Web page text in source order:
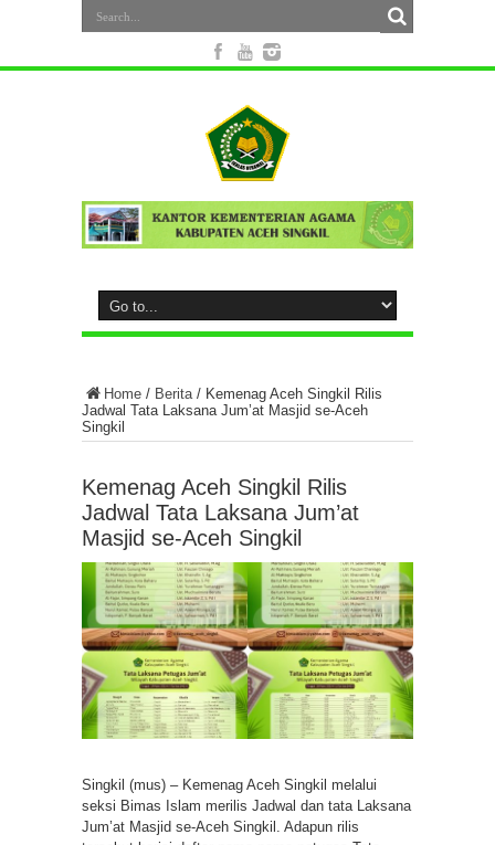
Home / Berita / Kemenag Aceh Singkil Rilis
Jadwal Tata Laksana Jum’at Masjid se-Aceh
Singkil
Kemenag Aceh Singkil Rilis
Jadwal Tata Laksana Jum’at
Masjid se-Aceh Singkil
Singkil (mus) – Kemenag Aceh Singkil melalui
seksi Bimas Islam merilis Jadwal dan tata Laksana
Jum’at Masjid se-Aceh Singkil. Adapun rilis